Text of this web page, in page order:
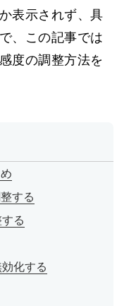
表示されず、具
、この記事では
度の調整方法を
する
る
化する